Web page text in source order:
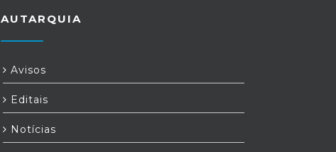
AUTARQUIA
Avisos
Editais
Notícias